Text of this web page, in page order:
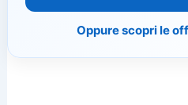
Oppure scopri le